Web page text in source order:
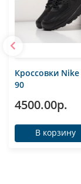
Кроссовки
90
4500.00р.
В корзину